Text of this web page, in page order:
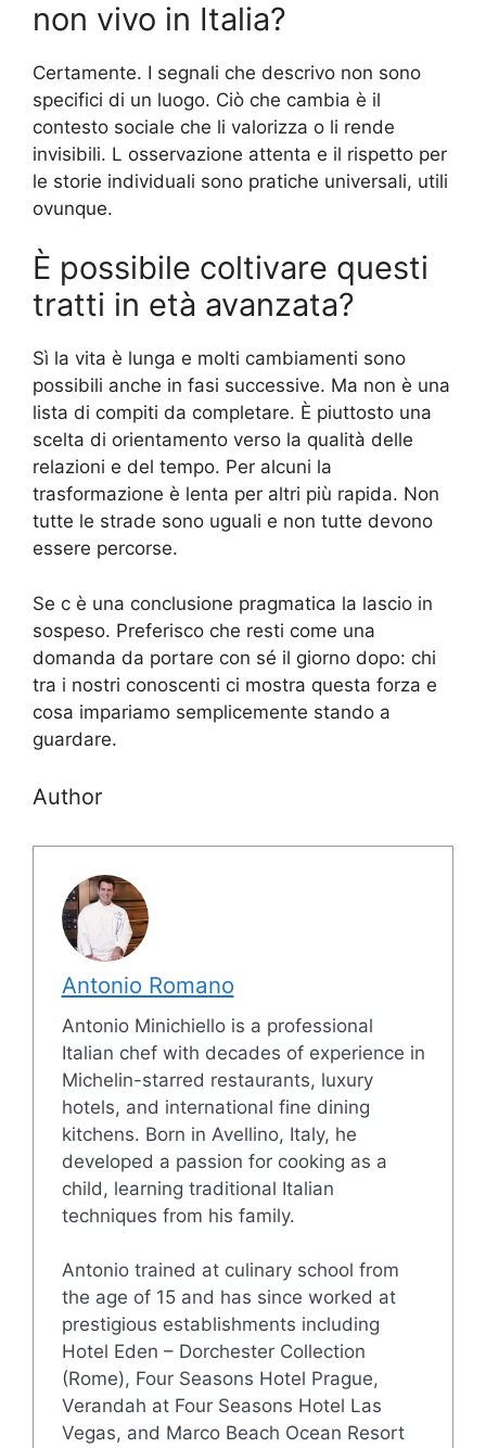
non vivo in Italia?
Certamente. I segnali che descrivo non sono
specifici di un luogo. Ciò che cambia è il
contesto sociale che li valorizza o li rende
invisibili. L osservazione attenta e il rispetto per
le storie individuali sono pratiche universali, utili
ovunque.
È possibile coltivare questi
tratti in età avanzata?
Sì la vita è lunga e molti cambiamenti sono
possibili anche in fasi successive. Ma non è una
lista di compiti da completare. È piuttosto una
scelta di orientamento verso la qualità delle
relazioni e del tempo. Per alcuni la
trasformazione è lenta per altri più rapida. Non
tutte le strade sono uguali e non tutte devono
essere percorse.
Se c è una conclusione pragmatica la lascio in
sospeso. Preferisco che resti come una
domanda da portare con sé il giorno dopo: chi
tra i nostri conoscenti ci mostra questa forza e
cosa impariamo semplicemente stando a
guardare.
Author
Antonio Romano
Antonio Minichiello is a professional
Italian chef with decades of experience in
Michelin-starred restaurants, luxury
hotels, and international fine dining
kitchens. Born in Avellino, Italy, he
developed a passion for cooking as a
child, learning traditional Italian
techniques from his family.
Antonio trained at culinary school from
the age of 15 and has since worked at
prestigious establishments including
Hotel Eden – Dorchester Collection
(Rome), Four Seasons Hotel Prague,
Verandah at Four Seasons Hotel Las
Vegas, and Marco Beach Ocean Resort